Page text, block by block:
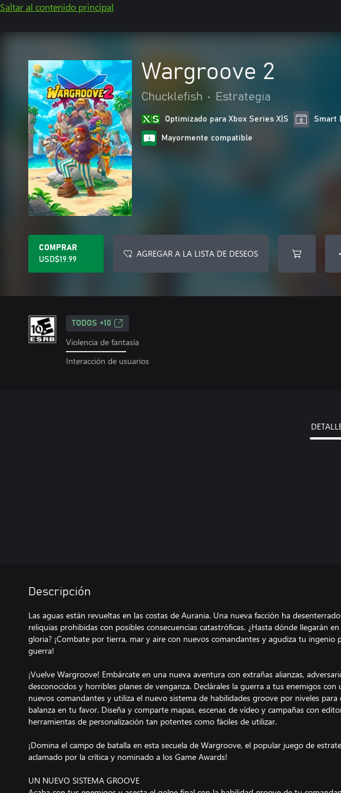
Saltar al contenido principal
Wargroove 2
Chucklefish • Estrategia
Optimizado para Xbox Series X|S Smart
Mayormente compatible
COMPRAR
USD$19.99
AGREGAR A LA LISTA DE DESEOS
TODOS +10
Violencia de fantasía
Interacción de usuarios
Descripción
Las aguas están revueltas en las costas de Aurania. Una nueva facción ha
reliquias prohibidas con posibles consecuencias catastróficas. ¿Hasta dónde llegarán
gloria? ¡Combate por tierra, mar y aire con nuevos comandantes y agudiza tu ingenio
guerra!
¡Vuelve Wargroove! Embárcate en una nueva aventura con extrañas alianzas,
desconocidos y horribles planes de venganza. Declárales la guerra a tus enemigos con
nuevos comandantes y utiliza el nuevo sistema de habilidades groove por niveles para
balanza en tu favor. Diseña y comparte mapas, escenas de vídeo y campañas con
herramientas de personalización tan potentes como fáciles de utilizar.
¡Domina el campo de batalla en esta secuela de Wargroove, el popular juego de
aclamado por la crítica y nominado a los Game Awards!
UN NUEVO SISTEMA GROOVE